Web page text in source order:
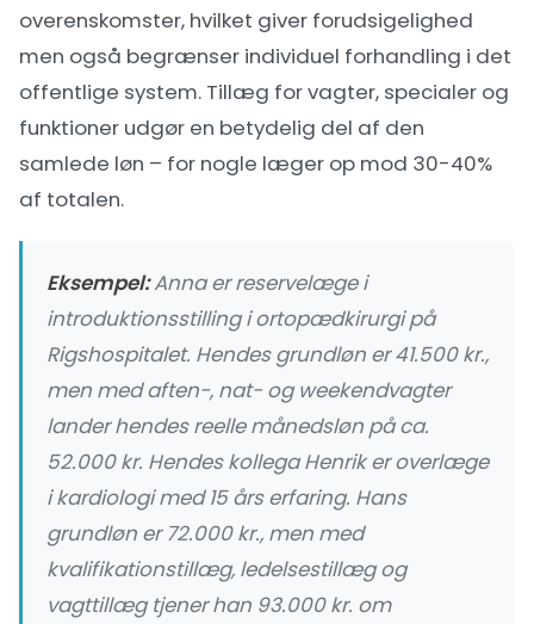
overenskomster, hvilket giver forudsigelighed
men også begrænser individuel forhandling i det
offentlige system. Tillæg for vagter, specialer og
funktioner udgør en betydelig del af den
samlede løn – for nogle læger op mod 30-40%
af totalen.
Eksempel:Anna er reservelæge i
introduktionsstilling i ortopædkirurgi på
Rigshospitalet. Hendes grundløn er 41.500 kr.,
men med aften-, nat- og weekendvagter
lander hendes reelle månedsløn på ca.
52.000 kr. Hendes kollega Henrik er overlæge
i kardiologi med 15 års erfaring. Hans
grundløn er 72.000 kr., men med
kvalifikationstillæg, ledelsestillæg og
vagttillæg tjener han 93.000 kr. om